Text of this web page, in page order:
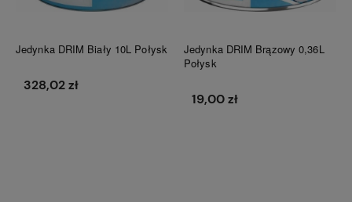
Jedynka DRIM Biały 10L Połysk
328,02 zł
Jedynka DRIM Brązowy 0,36L
Połysk
19,00 zł